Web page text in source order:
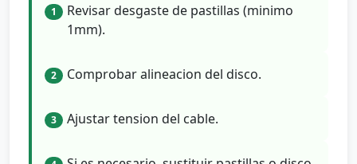
1
Revisar desgaste de pastillas (minimo
1mm).
2 Comprobar alineacion del disco.
3 Ajustar tension del cable.